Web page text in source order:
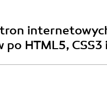
HTML5, CSS3